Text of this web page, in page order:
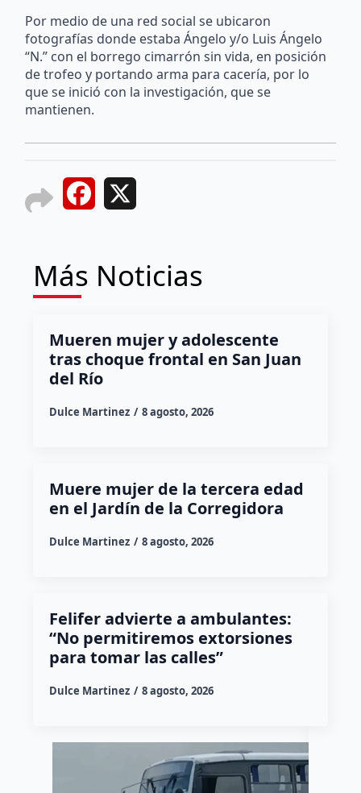
Por medio de una red social se ubicaron
fotografías donde estaba Ángelo y/o Luis Ángelo
“N.” con el borrego cimarrón sin vida, en posición
de trofeo y portando arma para cacería, por lo
que se inició con la investigación, que se
mantienen.
Facebook
Más Noticias
Mueren mujer y adolescente
tras choque frontal en San Juan
del Río
Dulce Martinez 8 agosto, 2026
Muere mujer de la tercera edad
en el Jardín de la Corregidora
Dulce Martinez 8 agosto, 2026
Felifer advierte a ambulantes:
“No permitiremos extorsiones
para tomar las calles”
Dulce Martinez 8 agosto, 2026